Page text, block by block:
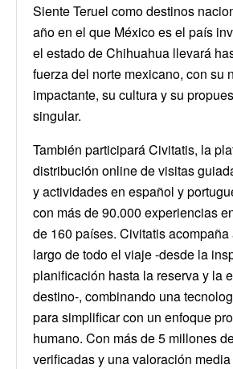
Siente Teruel como destinos
año en el que México es el país
el estado de Chihuahua llevará
fuerza del norte mexicano, con su
impactante, su cultura y su
singular.
También participará Civitatis, la
distribución online de visitas
y actividades en español y
con más de 90.000 experiencias
de 160 países. Civitatis
largo de todo el viaje -desde la
planificación hasta la reserva y la
destino-, combinando una
para simplificar con un enfoque
humano. Con más de 5 millones
verificadas y una valoración